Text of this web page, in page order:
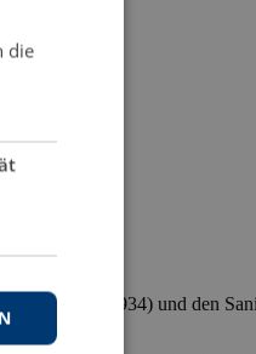
(1869-1934) und den
die